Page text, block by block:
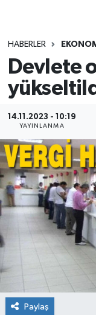
HABERLER
Devlete
14.11.2023 - 10:19
YAYINLANMA
Paylaş
Gündem
Kültür
Magazin
Tüm
Son Dakika
Haber Arşivi